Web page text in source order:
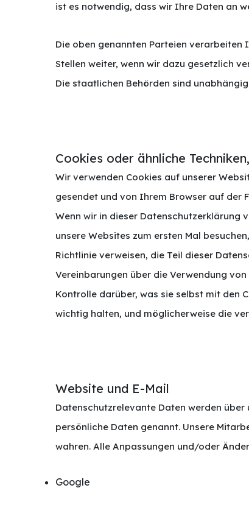
ist es notwendig, dass wir Ihre Daten an
Die oben genannten Parteien
Stellen weiter, wenn wir dazu gesetzlich
Die staatlichen Behörden sind
Cookies oder ähnliche
Wir verwenden Cookies auf unserer
gesendet und von Ihrem Browser auf der
Wenn wir in dieser Datenschutzerklärung
unsere Websites zum ersten Mal
Richtlinie verweisen, die Teil dieser
Vereinbarungen über die Verwendung
Kontrolle darüber, was sie selbst mit den
wichtig halten, und möglicherweise die
Website und E-Mail
Datenschutzrelevante Daten werden
persönliche Daten genannt. Unsere
wahren. Alle Anpassungen und/oder
Google